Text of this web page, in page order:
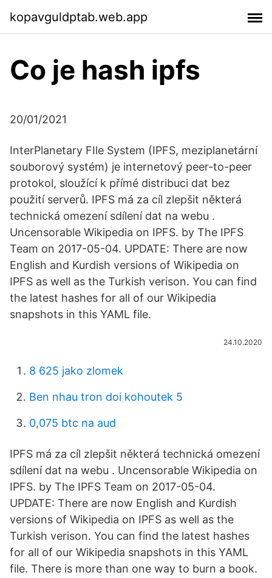
kopavguldptab.web.app
Co je hash ipfs
20/01/2021
InterPlanetary FIle System (IPFS, meziplanetární
souborový systém) je internetový peer-to-peer
protokol, sloužící k přímé distribuci dat bez
použití serverů. IPFS má za cíl zlepšit některá
technická omezení sdílení dat na webu .
Uncensorable Wikipedia on IPFS. by The IPFS
Team on 2017-05-04. UPDATE: There are now
English and Kurdish versions of Wikipedia on
IPFS as well as the Turkish verison. You can find
the latest hashes for all of our Wikipedia
snapshots in this YAML file.
24.10.2020
8 625 jako zlomek
Ben nhau tron ​​doi kohoutek 5
0,075 btc na aud
IPFS má za cíl zlepšit některá technická omezení
sdílení dat na webu . Uncensorable Wikipedia on
IPFS. by The IPFS Team on 2017-05-04.
UPDATE: There are now English and Kurdish
versions of Wikipedia on IPFS as well as the
Turkish verison. You can find the latest hashes
for all of our Wikipedia snapshots in this YAML
file. There is more than one way to burn a book.